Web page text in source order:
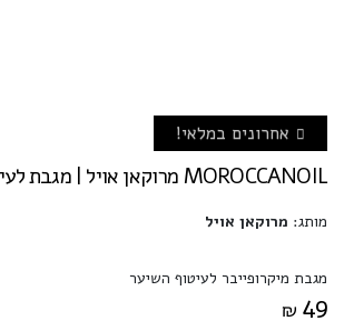
אחרונים במלאי!
MOROCCANOIL מרוקאן אויל | מגבת לעיטוף השיער
מותג: מרוקאן אויל
מגבת מיקרופייבר לעיטוף השיער
₪ 49